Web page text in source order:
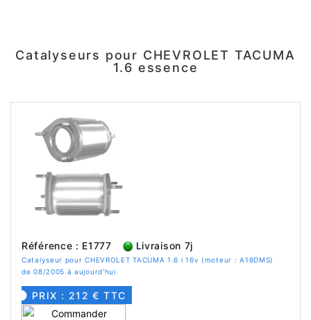
Catalyseurs pour CHEVROLET TACUMA
1.6 essence
Référence : E1777 Livraison 7j
Catalyseur pour CHEVROLET TACUMA 1.6 i 16v (moteur : A16DMS)
de 08/2005 à aujourd'hui
PRIX : 212 € TTC